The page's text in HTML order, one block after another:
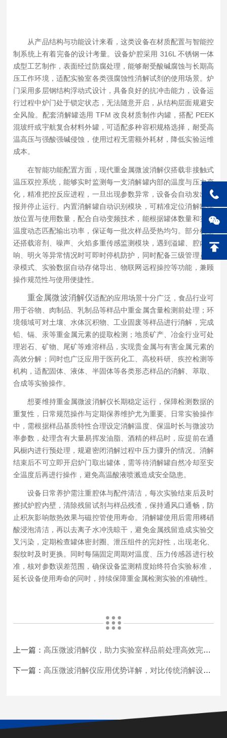
从产品结构与功能设计来看，这类设备在材质配置与智能控
制系统上有着完备的设计考量。设备炉腔采用 316L 不锈钢一体
成型工艺制作，表面经过防腐处理，能够耐受酸碱腐蚀与长期高
压工作环境，适配实验室各类强腐蚀性消解试剂的使用场景。炉
门采用多层钢结构浮动式设计，具备良好的抗冲击能力，设备运
行过程中炉门处于锁定状态，无法随意开启，从结构层面规避安
全风险。配套消解罐选用 TFM 改良材质制作内罐，搭配 PEEK
混玻纤或宇航复合材料外罐，可适配多种容积规格选择，耐受高
温高压与强酸强碱侵蚀，使用过程无需额外耗材，降低实验运维
成本。
在智能功能配置方面，现代重金属微波消解仪搭载非接触式
温压双控系统，能够实时监测每一支消解罐内部的温度与压力变
化，精准把控反应进程，一旦出现参数异常，设备会自动发出警
报并停止运行。内置消解罐自动识别模块，可精准定位消解罐摆
放位置与使用数量，配合自动变频技术，能根据罐体数量和实时
温度动态匹配输出功率，保证每一批次样品受热均匀。部分机型
还搭载溶剂、噪声、火焰多重传感监测模块，遇到溢罐、腔内异
响、明火等异常情况时可即时停机防护，同时配备三级管理员登
录模式、实验数据自动存储导出、物联网远程操控等功能，兼顾
操作规范性与使用便捷性。
重金属微波消解仪适配的应用场景十分广泛，食品行业可
用于谷物、肉制品、乳制品等样品中重金属含量检测前处理；环
境领域可对土壤、水体沉积物、工业固废等样品进行消解，完成
铅、镉、汞等重金属元素的提取检测；地质矿产、冶金行业可处
理岩石、矿物、尾矿等难溶样品，实现贵金属与有害金属元素的
高效分解；同时也广泛应用于医药化工、高校科研、疾控检测等
机构，适配固体、液体、半固体等各类形态样品的消解、萃取、
合成等实验操作。
想要维持重金属微波消解仪长期稳定运行，保障检测数据的
重复性，日常规范操作与定期保养维护尤为重要。日常实验操作
中，需根据样品基质特性合理设定消解温度、保温时长与微波功
率参数，处理含有大量易挥发油脂、酒精的样品时，应提前在通
风橱内进行预处理，规避密闭消解过程中压力骤升的情况。消解
结束后不可立即开启炉门取出罐体，需等待消解罐自然冷却至安
全温度后再进行操作，避免高温酸液喷溅造成安全隐患。
设备日常养护需注重腔体与配件清洁，每次实验结束后及时
擦拭炉腔内壁，清除残留试剂与样品残渣，保持通风口通畅，防
止积灰影响散热效果与磁控管使用寿命。消解罐使用后需用稀硝
酸浸泡清洁，再以去离子水冲洗晾干，避免金属残留造成实验交
叉污染，定期检查罐体密封圈、泄压组件的完好性，出现老化、
裂纹时及时更换。同时每隔固定周期对温度、压力传感器进行校
准，核对参数误差范围，确保设备监测精度始终符合实验标准，
延长设备使用寿命的同时，持续保障重金属检测实验的准确性。
上一篇：高压微波消解仪，助力实验室样品前处理高效完成各类元素检测工作
下一篇：高压微波消解仪应用优势详解，对比传统消解设备各项性能差异特点